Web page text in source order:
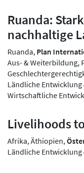
Ruanda:
nachhaltige
Ruanda, Plan
Aus- & Weiterbildung,
Ländliche
Wirtschaftliche
Livelihoods
Afrika, Äthiopien,
Ländliche